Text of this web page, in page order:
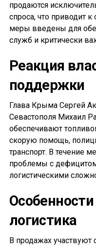
продаются
спроса, что приводит
меры введены для
служб и критически
Реакция
поддержки
Глава Крыма Сергей
Севастополя Михаил
обеспечивают
скорую помощь,
транспорт. В течение
проблемы с
логистическими
логистика
В продажах участвуют